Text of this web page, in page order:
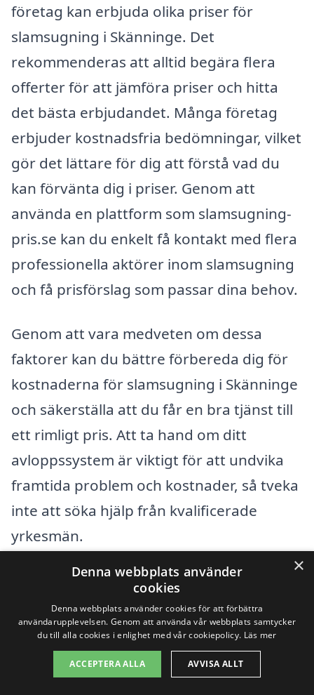
företag kan erbjuda olika priser för
slamsugning i Skänninge. Det
rekommenderas att alltid begära flera
offerter för att jämföra priser och hitta
det bästa erbjudandet. Många företag
erbjuder kostnadsfria bedömningar, vilket
gör det lättare för dig att förstå vad du
kan förvänta dig i priser. Genom att
använda en plattform som slamsugning-
pris.se kan du enkelt få kontakt med flera
professionella aktörer inom slamsugning
och få prisförslag som passar dina behov.
Genom att vara medveten om dessa
faktorer kan du bättre förbereda dig för
kostnaderna för slamsugning i Skänninge
och säkerställa att du får en bra tjänst till
ett rimligt pris. Att ta hand om ditt
avloppssystem är viktigt för att undvika
framtida problem och kostnader, så tveka
inte att söka hjälp från kvalificerade
yrkesmän.
Få 3 erbjudanden, gratis och utan
förpliktelser
×
Denna webbplats använder
cookies
Denna webbplats använder cookies för att förbättra
användarupplevelsen. Genom att använda vår webbplats samtycker
du till alla cookies i enlighet med vår cookiepolicy. Läs mer
ACCEPTERA ALLA AVVISA ALLT